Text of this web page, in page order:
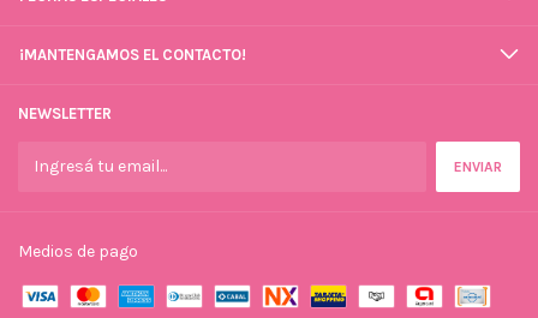
¡MANTENGAMOS EL CONTACTO!
NEWSLETTER
Medios de pago